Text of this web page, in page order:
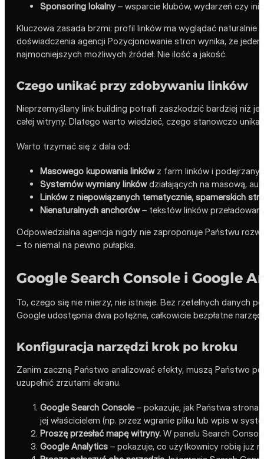
Sponsoring lokalny – wsparcie klubów, wydarzeń czy
Kluczowa zasada brzmi: profil linków ma wyglądać
doświadczenia agencji Pozycjonowanie stron wynika, że
najmocniejszych możliwych źródeł. Nie ilość a jakość.
Czego unikać przy zdobywaniu linków
Nieprzemyślany link building potrafi zaszkodzić bardziej niż
całej witryny. Dlatego warto wiedzieć, czego stanowczo
Warto trzymać się z dala od:
Masowego kupowania linkówz farm linków i
Systemów wymiany linkówdziałających na masową,
Linków z niepowiązanych tematycznie, spamerskich
Nienaturalnych anchorów– tekstów linków
Odpowiedzialna agencja nigdy nie zaproponuje Państwu
– to niemal na pewno pułapka.
Google Search Console i Google
To, czego się nie mierzy, nie istnieje. Bez rzetelnych danych
Google udostępnia dwa potężne, całkowicie bezpłatne
Konfiguracja narzędzi krok po kroku
Zanim zaczną Państwo analizować efekty, muszą Państwo
uzupełnić zrzutami ekranu.
Google Search Console– pokazuje, jak Państwa strona
jej właścicielem (np. przez wgranie pliku lub wpis w
Proszę przesłać mapę witryny. W panelu Search
Google Analytics – pokazuje, co użytkownicy robią już